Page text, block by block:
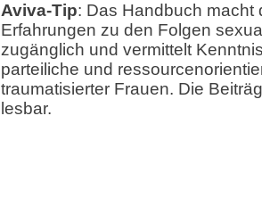
Aviva-Tip: Das Handbuch macht
Erfahrungen zu den Folgen
zugänglich und vermittelt
parteiliche und
traumatisierter Frauen. Die
lesbar.